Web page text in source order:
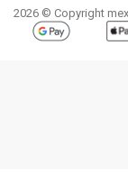
2026 © Copyright